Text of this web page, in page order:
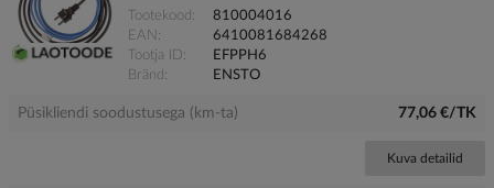
Tootekood
810004016
EAN
6410081684268
Tootja ID
EFPPH6
Bränd
ENSTO
Püsikliendi soodustusega (km-ta) 77,06 €/TK
Kuva detailid